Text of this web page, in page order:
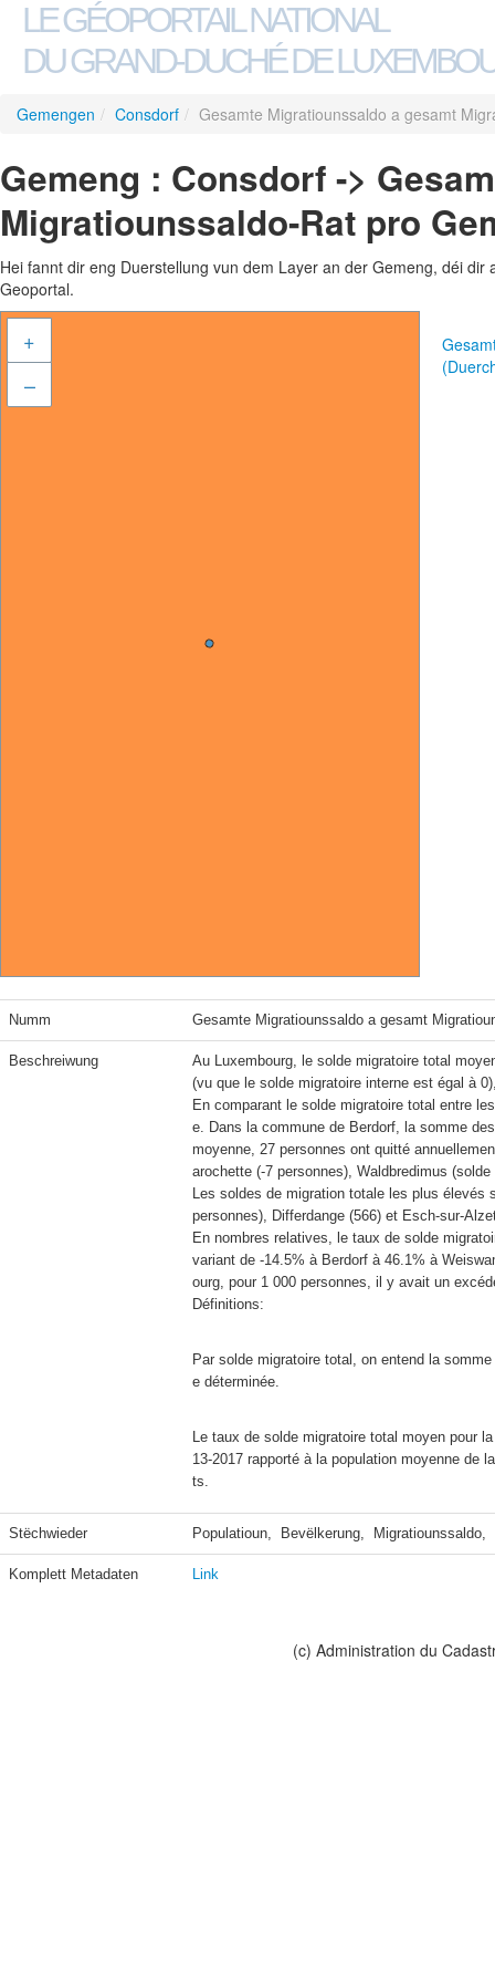
LE GÉOPORTAIL NATIONAL
DU GRAND-DUCHÉ DE
Gemengen / Consdorf / Gesamte Migratiounssaldo a gesamt
Gemeng : Consdorf ->
Migratiounssaldo-Rat pro
Hei fannt dir eng Duerstellung vun dem Layer an der Gemeng, déi
Geoportal.
+
–
Numm Gesamte Migratiounssaldo a gesamt
Beschreiwung
Au Luxembourg, le solde migratoire total
(vu que le solde migratoire interne est égal à
En comparant le solde migratoire total entre
e. Dans la commune de Berdorf, la somme
moyenne, 27 personnes ont quitté
arochette (-7 personnes), Waldbredimus
Les soldes de migration totale les plus élevés
personnes), Differdange (566) et Esch-sur-
En nombres relatives, le taux de solde
variant de -14.5% à Berdorf à 46.1% à
Définitions:
Par solde migratoire total, on entend la
e déterminée.
Le taux de solde migratoire total moyen pour
13-2017 rapporté à la population moyenne de
ts.
Stëchwieder Populatioun,  Bevëlkerung,  Migratiounssaldo,
Komplett Metadaten Link
(c) Administration du